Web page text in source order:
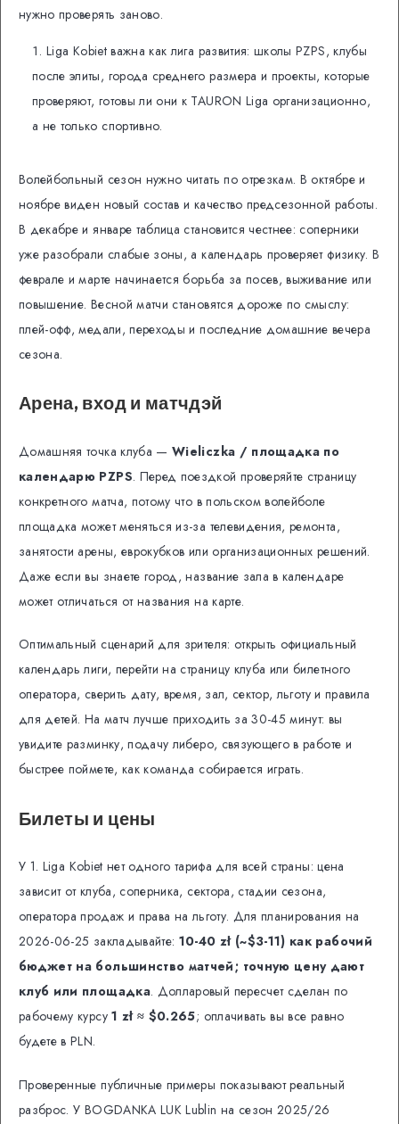
нужно проверять заново.
Liga Kobiet важна как лига развития: школы PZPS, клубы
после элиты, города среднего размера и проекты, которые
проверяют, готовы ли они к TAURON Liga организационно,
а не только спортивно.
Волейбольный сезон нужно читать по отрезкам. В октябре и
ноябре виден новый состав и качество предсезонной работы.
В декабре и январе таблица становится честнее: соперники
уже разобрали слабые зоны, а календарь проверяет физику. В
феврале и марте начинается борьба за посев, выживание или
повышение. Весной матчи становятся дороже по смыслу:
плей-офф, медали, переходы и последние домашние вечера
сезона.
Арена, вход и матчдэй
Домашняя точка клуба —Wieliczka / площадка по
календарю PZPS. Перед поездкой проверяйте страницу
конкретного матча, потому что в польском волейболе
площадка может меняться из-за телевидения, ремонта,
занятости арены, еврокубков или организационных решений.
Даже если вы знаете город, название зала в календаре
может отличаться от названия на карте.
Оптимальный сценарий для зрителя: открыть официальный
календарь лиги, перейти на страницу клуба или билетного
оператора, сверить дату, время, зал, сектор, льготу и правила
для детей. На матч лучше приходить за 30-45 минут: вы
увидите разминку, подачу либеро, связующего в работе и
быстрее поймете, как команда собирается играть.
Билеты и цены
У 1. Liga Kobiet нет одного тарифа для всей страны: цена
зависит от клуба, соперника, сектора, стадии сезона,
оператора продаж и права на льготу. Для планирования на
2026-06-25 закладывайте: 10-40 zł (~$3-11) как рабочий
бюджет на большинство матчей; точную цену дают
клуб или площадка. Долларовый пересчет сделан по
рабочему курсу1 zł ≈ $0.265; оплачивать вы все равно
будете в PLN.
Проверенные публичные примеры показывают реальный
разброс. У BOGDANKA LUK Lublin на сезон 2025/26